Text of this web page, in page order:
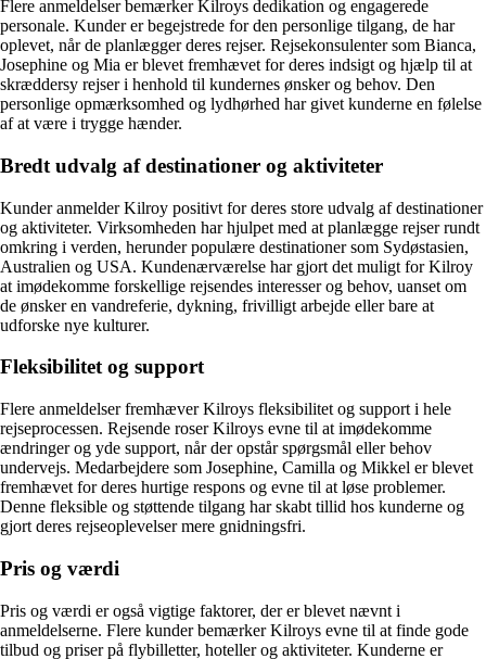
Flere anmeldelser bemærker Kilroys dedikation og engagerede
personale. Kunder er begejstrede for den personlige tilgang, de har
oplevet, når de planlægger deres rejser. Rejsekonsulenter som Bianca,
Josephine og Mia er blevet fremhævet for deres indsigt og hjælp til at
skræddersy rejser i henhold til kundernes ønsker og behov. Den
personlige opmærksomhed og lydhørhed har givet kunderne en følelse
af at være i trygge hænder.
Bredt udvalg af destinationer og aktiviteter
Kunder anmelder Kilroy positivt for deres store udvalg af destinationer
og aktiviteter. Virksomheden har hjulpet med at planlægge rejser rundt
omkring i verden, herunder populære destinationer som Sydøstasien,
Australien og USA. Kundenærværelse har gjort det muligt for Kilroy
at imødekomme forskellige rejsendes interesser og behov, uanset om
de ønsker en vandreferie, dykning, frivilligt arbejde eller bare at
udforske nye kulturer.
Fleksibilitet og support
Flere anmeldelser fremhæver Kilroys fleksibilitet og support i hele
rejseprocessen. Rejsende roser Kilroys evne til at imødekomme
ændringer og yde support, når der opstår spørgsmål eller behov
undervejs. Medarbejdere som Josephine, Camilla og Mikkel er blevet
fremhævet for deres hurtige respons og evne til at løse problemer.
Denne fleksible og støttende tilgang har skabt tillid hos kunderne og
gjort deres rejseoplevelser mere gnidningsfri.
Pris og værdi
Pris og værdi er også vigtige faktorer, der er blevet nævnt i
anmeldelserne. Flere kunder bemærker Kilroys evne til at finde gode
tilbud og priser på flybilletter, hoteller og aktiviteter. Kunderne er